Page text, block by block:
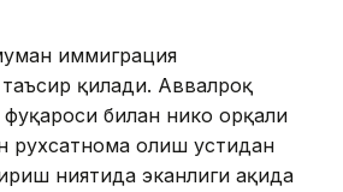
иммиграция
таъсир қилади. Аввалроқ
билан никоҳ орқали
рухсатнома олиш устидан
ниятида эканлиги ҳақида